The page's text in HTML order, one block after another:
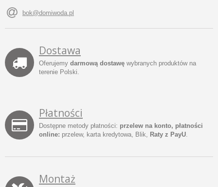
bok@domiwoda.pl
Dostawa
Oferujemy darmową dostawę wybranych produktów na
terenie Polski.
Płatności
Dostępne metody płatności: przelew na konto, płatności
online: przelew, karta kredytowa, Blik, Raty z PayU
Montaż